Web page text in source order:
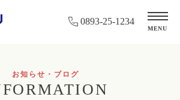
0893-25-1234
MENU
お知らせ・ブログ